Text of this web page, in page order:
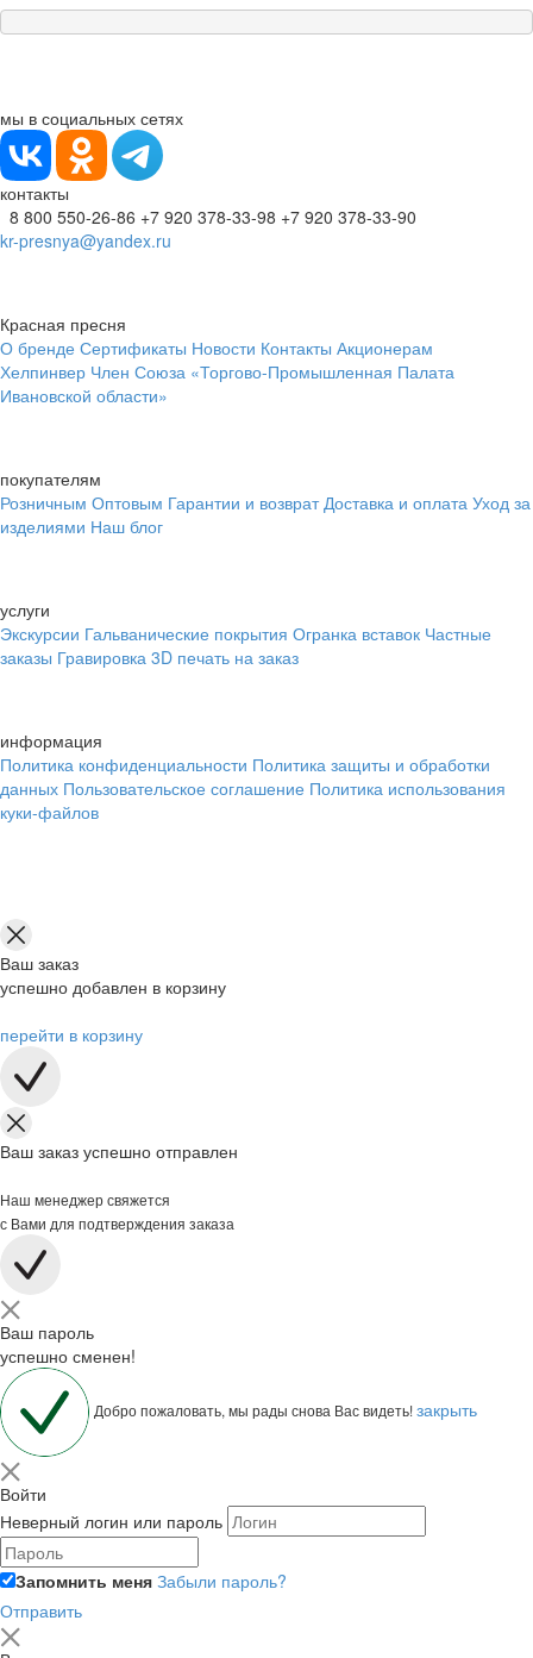
мы в социальных сетях
контакты
8 800 550-26-86 +7 920 378-33-98 +7 920 378-33-90
kr-presnya@yandex.ru
Красная пресня
О бренде Сертификаты Новости Контакты Акционерам
Хелпинвер Член Союза «Торгово-Промышленная Палата
Ивановской области»
покупателям
Розничным Оптовым Гарантии и возврат Доставка и оплата Уход за
изделиями Наш блог
услуги
Экскурсии Гальванические покрытия Огранка вставок Частные
заказы Гравировка 3D печать на заказ
информация
Политика конфиденциальности Политика защиты и обработки
данных Пользовательское соглашение Политика использования
куки-файлов
Ваш заказ
успешно добавлен в корзину
перейти в корзину
Ваш заказ успешно отправлен
Наш менеджер свяжется
с Вами для подтверждения заказа
Ваш пароль
успешно сменен!
Добро пожаловать, мы рады снова Вас видеть!закрыть
Войти
Неверный логин или пароль
Запомнить меня Забыли пароль?
Отправить